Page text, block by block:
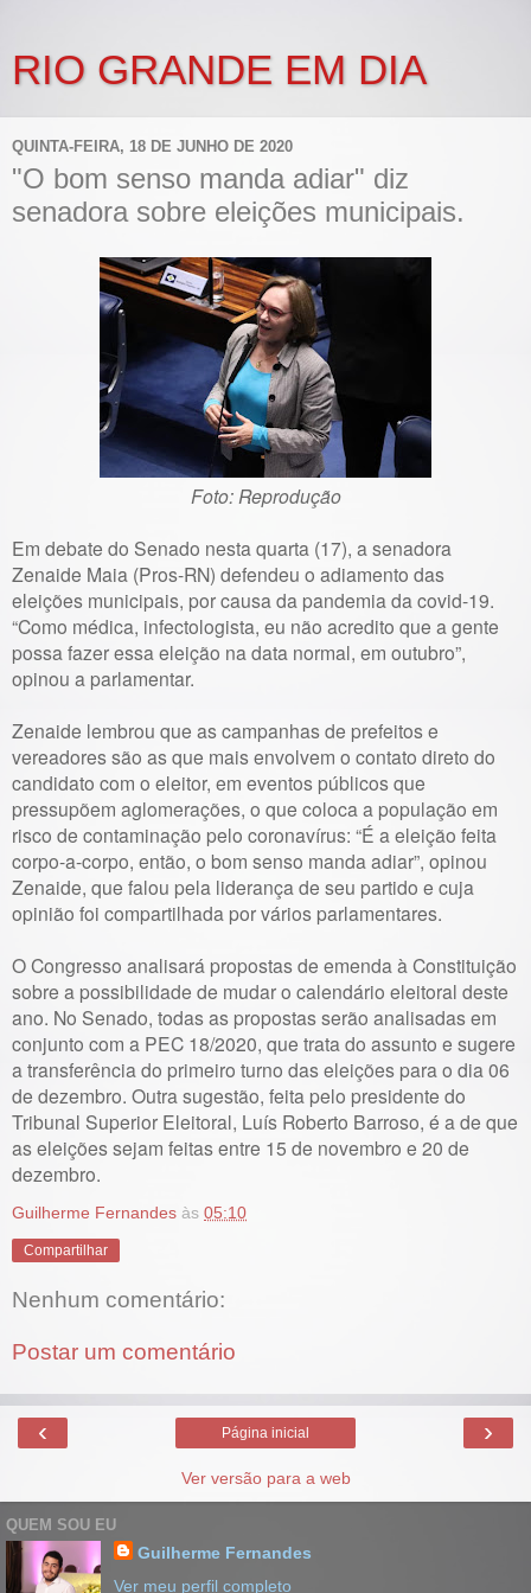
RIO GRANDE EM DIA
QUINTA-FEIRA, 18 DE JUNHO DE 2020
"O bom senso manda adiar" diz
senadora sobre eleições municipais.
Foto: Reprodução
Em debate do Senado nesta quarta (17), a senadora
Zenaide Maia (Pros-RN) defendeu o adiamento das
eleições municipais, por causa da pandemia da covid-19.
“Como médica, infectologista, eu não acredito que a gente
possa fazer essa eleição na data normal, em outubro”,
opinou a parlamentar.
Zenaide lembrou que as campanhas de prefeitos e
vereadores são as que mais envolvem o contato direto do
candidato com o eleitor, em eventos públicos que
pressupõem aglomerações, o que coloca a população em
risco de contaminação pelo coronavírus: “É a eleição feita
corpo-a-corpo, então, o bom senso manda adiar”, opinou
Zenaide, que falou pela liderança de seu partido e cuja
opinião foi compartilhada por vários parlamentares.
O Congresso analisará propostas de emenda à Constituição
sobre a possibilidade de mudar o calendário eleitoral deste
ano. No Senado, todas as propostas serão analisadas em
conjunto com a PEC 18/2020, que trata do assunto e sugere
a transferência do primeiro turno das eleições para o dia 06
de dezembro. Outra sugestão, feita pelo presidente do
Tribunal Superior Eleitoral, Luís Roberto Barroso, é a de que
as eleições sejam feitas entre 15 de novembro e 20 de
dezembro.
Guilherme Fernandes às 05:10
Compartilhar
Nenhum comentário:
Postar um comentário
‹ ›
Página inicial
Ver versão para a web
QUEM SOU EU
Guilherme Fernandes
Ver meu perfil completo